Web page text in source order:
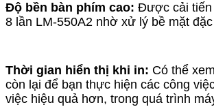
Độ bền bàn phím cao: Được cải tiến
8 lần LM-550A2 nhờ xử lý bề mặt
Thời gian hiển thị khi in: Có thể
còn lại để bạn thực hiện các công
việc hiệu quả hơn, trong quá trình